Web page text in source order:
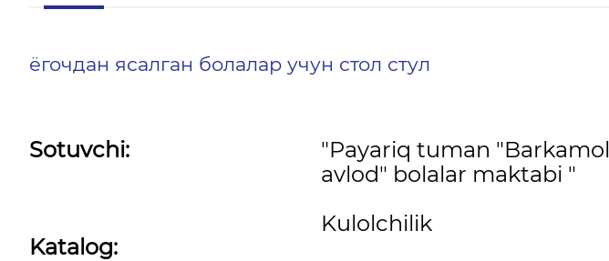
ёгочдан ясалган болалар учун стол стул
Sotuvchi:
Katalog:
"Payariq tuman "Barkamol
avlod" bolalar maktabi "
Kulolchilik